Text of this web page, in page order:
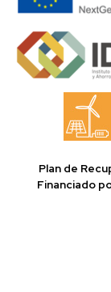
Plan de
Financiado